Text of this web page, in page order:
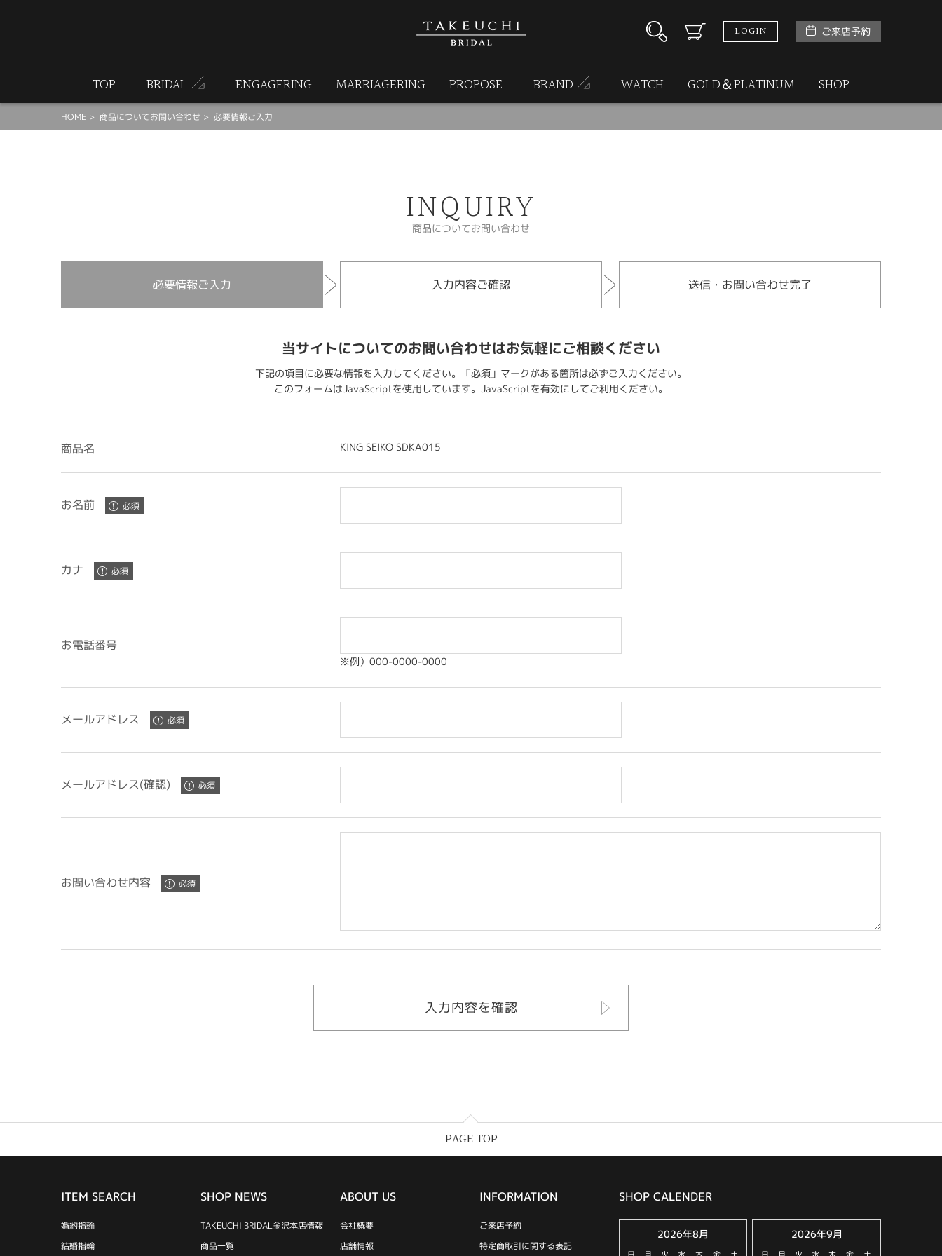
LOGIN ご来店予約
TOP BRIDAL ENGAGERING MARRIAGERING PROPOSE BRAND WATCH GOLD＆PLATINUM SHOP
HOME 商品についてお問い合わせ 必要情報ご入力
INQUIRY
商品についてお問い合わせ
必要情報ご入力 入力内容ご確認 送信・お問い合わせ完了
当サイトについてのお問い合わせはお気軽にご相談ください
下記の項目に必要な情報を入力してください。「必須」マークがある箇所は必ずご入力ください。
このフォームはJavaScriptを使用しています。JavaScriptを有効にしてご利用ください。
商品名 KING SEIKO SDKA015
お名前
カナ
お電話番号
※例）000-0000-0000
メールアドレス
メールアドレス(確認)
お問い合わせ内容
PAGE TOP
ITEM SEARCH
婚約指輪
結婚指輪
SHOP NEWS
TAKEUCHI BRIDAL金沢本店情報
商品一覧
ABOUT US
会社概要
店舗情報
INFORMATION
ご来店予約
特定商取引に関する表記
SHOP CALENDER
2026年8月 2026年9月